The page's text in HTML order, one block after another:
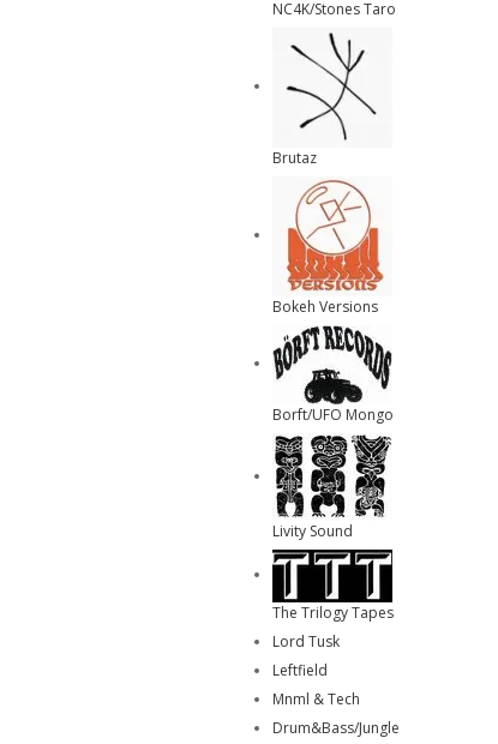
NC4K/Stones Taro
Brutaz
Bokeh Versions
Borft/UFO Mongo
Livity Sound
The Trilogy Tapes
Lord Tusk
Leftfield
Mnml & Tech
Drum&Bass/Jungle